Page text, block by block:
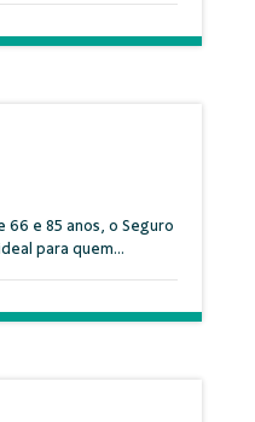
e 85 anos, o Seguro
para quem...